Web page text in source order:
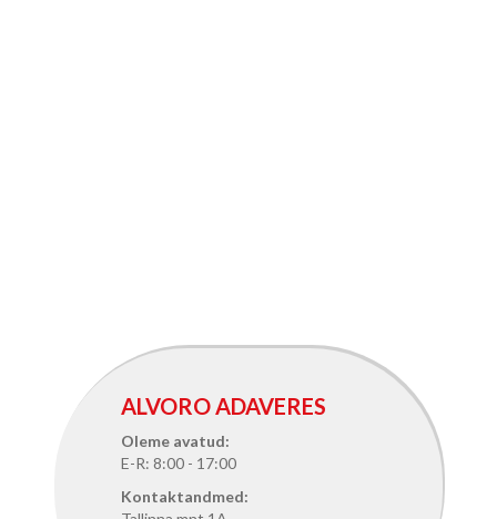
ALVORO ADAVERES
Oleme avatud:
E-R: 8:00 - 17:00
Kontaktandmed: